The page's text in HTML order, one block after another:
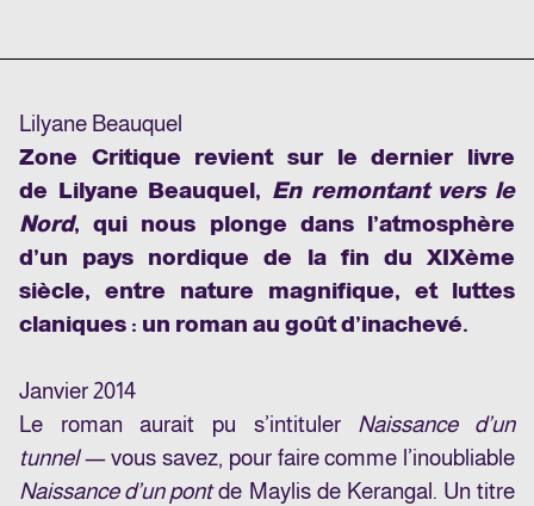
Lilyane Beauquel
Zone Critique revient sur le dernier livre
de Lilyane Beauquel, En remontant vers le
Nord, qui nous plonge dans l’atmosphère
d’un pays nordique de la fin du XIXème
siècle, entre nature magnifique, et luttes
claniques : un roman au goût d’inachevé.
Janvier 2014
Le roman aurait pu s’intituler Naissance d’un
tunnel— vous savez, pour faire comme l’inoubliable
Naissance d’un pontde Maylis de Kerangal. Un titre